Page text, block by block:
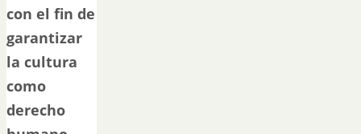
con el fin de
garantizar
la cultura
como
derecho